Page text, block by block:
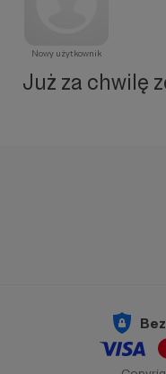
Nowy użytkownik
Już za chwilę